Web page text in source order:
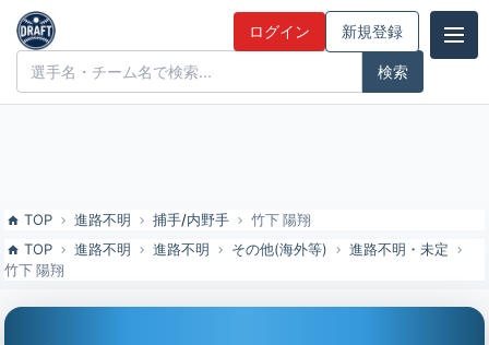
竹下 陽翔（元別府翔青高校）の特徴とドラフト評価 | ドラフト候補と
みんなの評価
ドラフト候補とみんなの評価 ログイン 新規登録
TOP 進路不明 捕手/内野手
竹下 陽翔
TOP
進路不明 進路不明 その他(海外等)
進路不明・未定
竹下 陽翔